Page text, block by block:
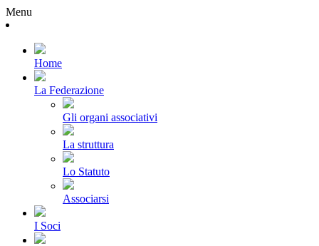
Menu
Home
La Federazione
Gli organi associativi
La struttura
Lo Statuto
Associarsi
I Soci